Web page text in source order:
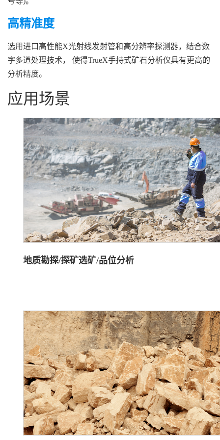
高精准度
选用进口高性能X光射线发射管和高分辨率探测器，结合数
字多道处理技术， 使得TrueX手持式矿石分析仪具有更高的
分析精度。
应用场景
地质勘探/探矿选矿/品位分析